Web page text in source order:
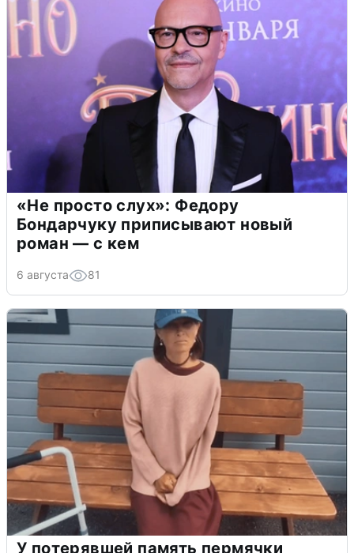
«Не просто слух»: Федору
Бондарчуку приписывают новый
роман — с кем
6 августа 81
У потерявшей память пермячки